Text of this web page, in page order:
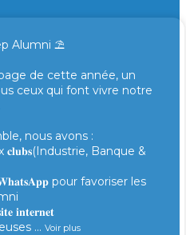
Alumni ⛱️
de cette année, un
ceux qui font vivre notre
nous avons :
Banque &
pour favoriser les
𝐢𝐧𝐭𝐞𝐫𝐧𝐞𝐭
... Voir plus